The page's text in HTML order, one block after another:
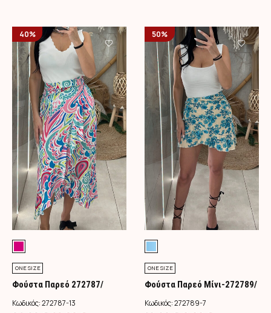
40%
ONE SIZE
Φούστα Παρεό 272787/
Φούξια
Κωδικός:272787-13
50%
ONE SIZE
Φούστα Παρεό Μίνι-272789/
Τιρκουάζ
Κωδικός:272789-7